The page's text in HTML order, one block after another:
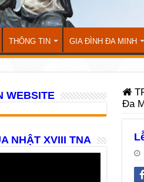
THÔNG TIN GIA ĐÌNH ĐA MINH
Đa
WEBSITE
NHẬT XVIII TNA